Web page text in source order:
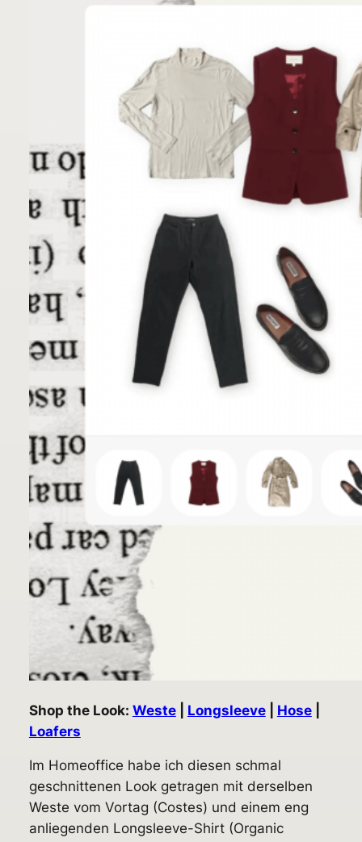
Shop the Look: Weste| Longsleeve| Hose|
Loafers
Im Homeoffice habe ich diesen schmal
geschnittenen Look getragen mit derselben
Weste vom Vortag (Costes) und einem eng
anliegenden Longsleeve-Shirt (Organic